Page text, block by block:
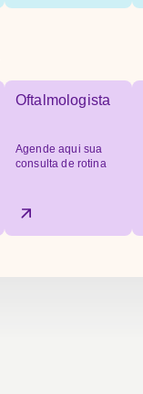
Oftalmologista
Agende aqui sua
consulta de rotina